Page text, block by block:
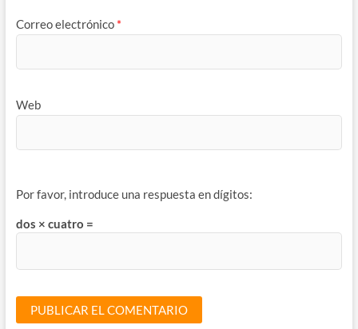
Correo electrónico *
Web
Por favor, introduce una respuesta en dígitos:
dos × cuatro =